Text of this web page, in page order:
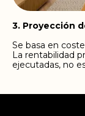
3. Proyección
Se basa en
La rentabilidad
ejecutadas, no